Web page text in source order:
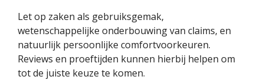
Let op zaken als gebruiksgemak,
wetenschappelijke onderbouwing van claims, en
natuurlijk persoonlijke comfortvoorkeuren.
Reviews en proeftijden kunnen hierbij helpen om
tot de juiste keuze te komen.